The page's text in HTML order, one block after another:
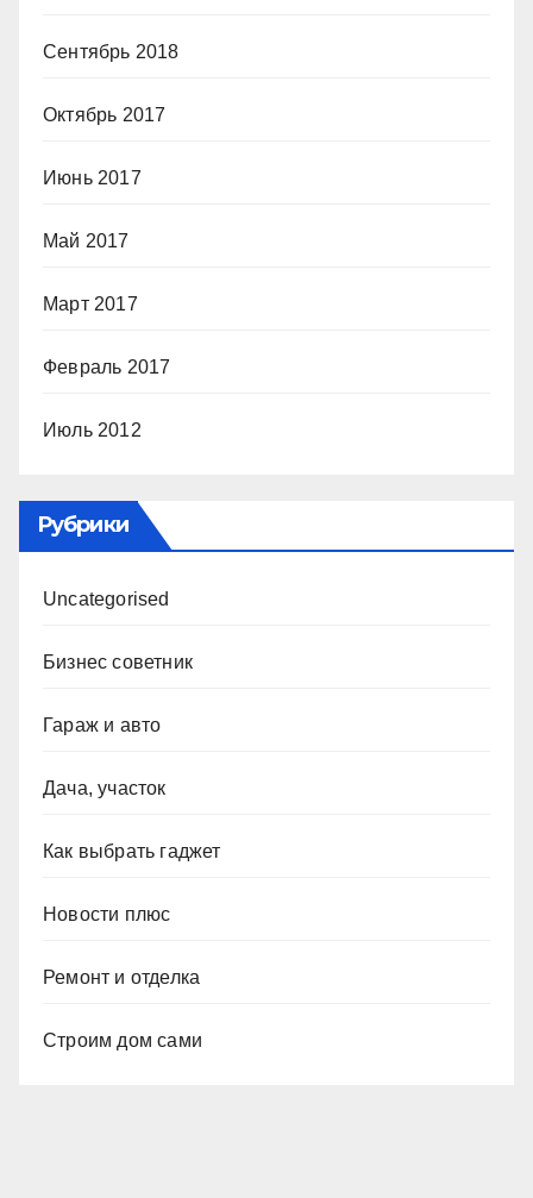
Сентябрь 2018
Октябрь 2017
Июнь 2017
Май 2017
Март 2017
Февраль 2017
Июль 2012
Рубрики
Uncategorised
Бизнес советник
Гараж и авто
Дача, участок
Как выбрать гаджет
Новости плюс
Ремонт и отделка
Строим дом сами